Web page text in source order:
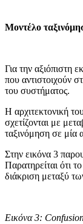
Μοντέλο
Για την αξιόπιστη
που αντιστοιχούν
του συστήματος.
Η αρχιτεκτονική
σχετίζονται με
ταξινόμηση σε μία
Στην εικόνα 3
Παρατηρείται ότι
διάκριση μεταξύ
Εικόνα 3: